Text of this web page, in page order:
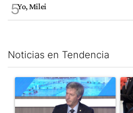
5Yo, Milei
Noticias en Tendencia
Este listado muestra los artículos con
Un artículo de tendencia con el
Un